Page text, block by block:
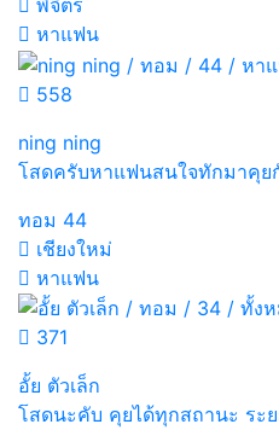
พิจิตร
หาแฟน
558
ning ning
โสดครับหาแฟนสนใจทักมาคุย
ทอม 44
เชียงใหม่
หาแฟน
371
อั้ย ตัวเล็ก
โสดนะคับ คุยได้ทุกสถานะ ระ